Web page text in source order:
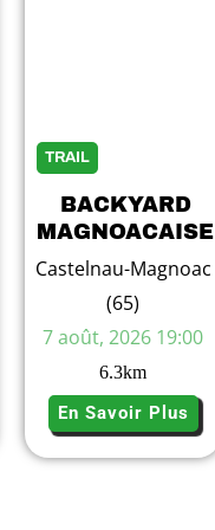
TRAIL
BACKYARD
MAGNOACAISE
Castelnau-Magnoac
(65)
7 août, 2026 19:00
6.3km
En Savoir Plus